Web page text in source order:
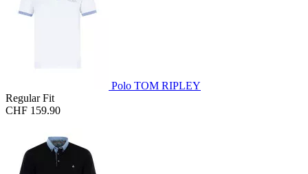
Polo TOM RIPLEY
Regular Fit
CHF 159.90